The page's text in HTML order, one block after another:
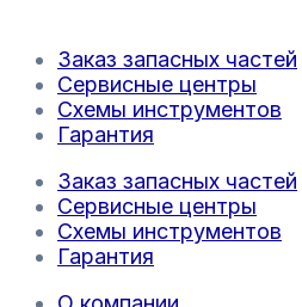
Заказ запасных частей
Сервисные центры
Схемы инструментов
Гарантия
Заказ запасных частей
Сервисные центры
Схемы инструментов
Гарантия